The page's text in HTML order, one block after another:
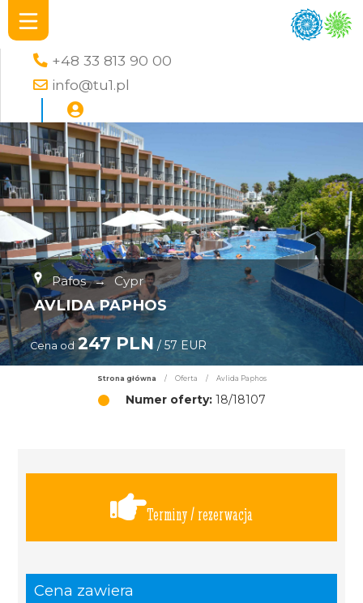
+48 33 813 90 00
info@tu1.pl
Pafos → Cypr
AVLIDA PAPHOS
Cena od 247 PLN / 57 EUR
Strona główna / Oferta / Avlida Paphos
Numer oferty:18/18107
Terminy / rezerwacja
Cena zawiera